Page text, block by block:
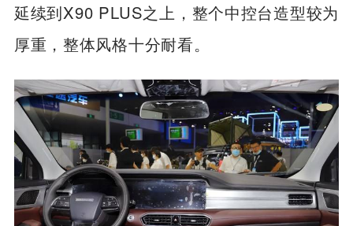
延续到X90 PLUS之上，整个中控台造型较为
厚重，整体风格十分耐看。